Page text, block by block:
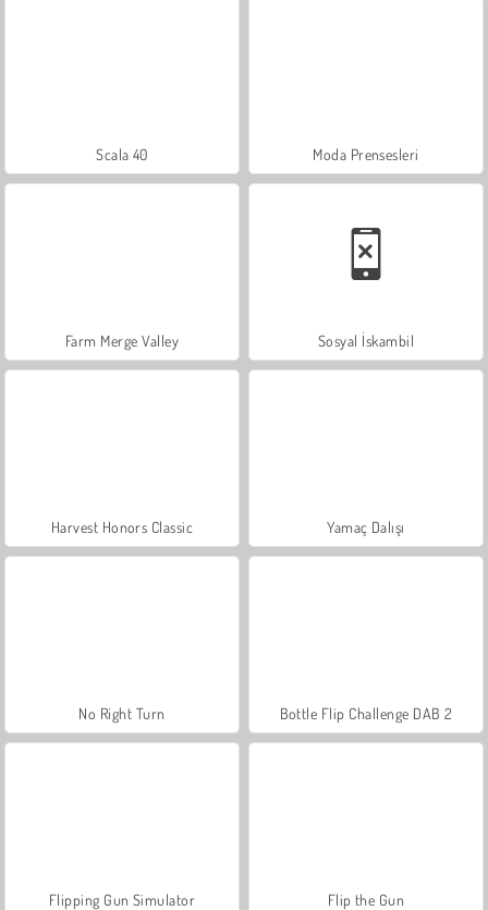
Scala 40 Moda Prensesleri
Farm Merge Valley Sosyal İskambil
Harvest Honors Classic Yamaç Dalışı
No Right Turn Bottle Flip Challenge DAB 2
Flipping Gun Simulator Flip the Gun